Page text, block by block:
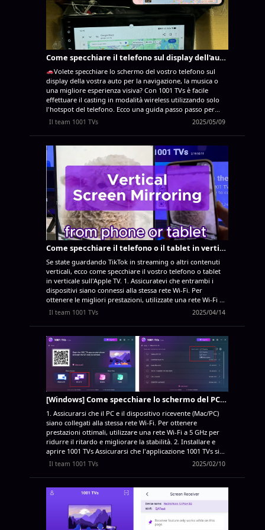
richiesto,...
Come specchiare il telefono sul display dell'auto con 1001 TVs
Volete specchiare lo schermo del vostro telefono sul
display della vostra auto per la navigazione, la musica o
una migliore esperienza visiva? Con 1001 TVs è facile
effettuare il casting in modalità wireless utilizzando solo
l'hotspot del telefono. Ecco una guida passo passo per
aiutarvi a iniziare！
Cosa vi serve: - Un display per auto
l'applicazione 1001 TVs installata - Una connessione
hotspot mobile stabile
Guida passo-passo: 1. Collegare il
display per auto all'hotspot del telefono Accendere
l'hotspot del telefono, quindi collegarvi il display per auto
tramite Wi-Fi. 2. Installare 1001 TVs sul display dell'auto
Aprire Google Play Store sul display dell'auto, cercare
"1001 TVs" e installare l'app. 3. Avviare 1001 TVs su
entrambi...
Il team 1001 TVs 2025/05/09
Come specchiare il telefono o il tablet in verticale su Apple TV
Se state guardando TikTok in streaming o altri contenuti
verticali, ecco come specchiare il vostro telefono o tablet
in verticale sull'Apple TV. 1. Assicuratevi che entrambi i
dispositivi siano connessi alla stessa rete Wi-Fi. Per
ottenere le migliori prestazioni, utilizzate una rete Wi-Fi a
5 GHz per ridurre la latenza e migliorare la stabilità. 2.
Apple TV che sul dispositivo mobile, quindi aprire l'app.
App Apple TV: Scaricare dall'App Store
App per iOS:
Scarica dall'App Store
App Android: Scarica da Google
Play 3. Avviare lo Screen Mirroring Sul telefono o tablet,
toccare Screen Mirroring o scansionare il QR...
Il team 1001 TVs 2025/04/14
[Windows] Come specchiare lo schermo del PC Windows sul PC Mac/Windows
1. Assicurarsi che il PC e il dispositivo ricevente (Mac/PC)
siano collegati alla stessa rete Wi-Fi. Per ottenere
prestazioni ottimali, utilizzare una rete Wi-Fi a 5 GHz per
ridurre il ritardo e migliorare la stabilità. 2. Installare e
aprire 1001 TVs Assicurarsi che l'applicazione 1001 TVs sia
installata su entrambi i dispositivi.
App per Mac: Scarica
consultare la Guida all'installazione del PC. 3. Avviare il
mirroring sul PC. Avviare il mirroring Sul PC, fare clic su
“PC to TV”, quindi selezionare una modalità di schermo:
“Duplica”, “Estendi” o "Seleziona finestra". L'applicazione
rileverà automaticamente i dispositivi connessi alla stessa
rete Wi-Fi. Selezionare il dispositivo su cui si desidera
Il team 1001 TVs 2025/02/10